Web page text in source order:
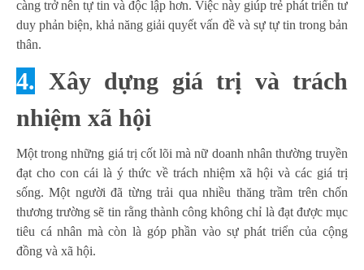
càng trở nên tự tin và độc lập hơn. Việc này giúp trẻ phát triển tư
duy phản biện, khả năng giải quyết vấn đề và sự tự tin trong bản
thân.
4. Xây dựng giá trị và trách
nhiệm xã hội
Một trong những giá trị cốt lõi mà nữ doanh nhân thường truyền
đạt cho con cái là ý thức về trách nhiệm xã hội và các giá trị
sống. Một người đã từng trải qua nhiều thăng trầm trên chốn
thương trường sẽ tin rằng thành công không chỉ là đạt được mục
tiêu cá nhân mà còn là góp phần vào sự phát triển của cộng
đồng và xã hội.